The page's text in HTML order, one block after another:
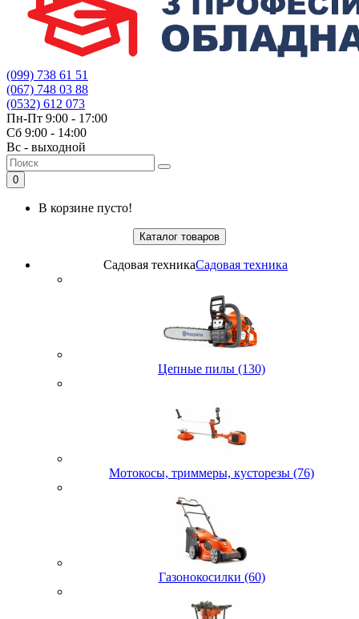
(099) 738 61 51
(067) 748 03 88
(0532) 612 073
Пн-Пт 9:00 - 17:00
Сб 9:00 - 14:00
Вс - выходной
0
В корзине пусто!
Каталог товаров
Садовая техникаСадовая техника
Цепные пилы (130)
Мотокосы, триммеры, кусторезы (76)
Газонокосилки (60)